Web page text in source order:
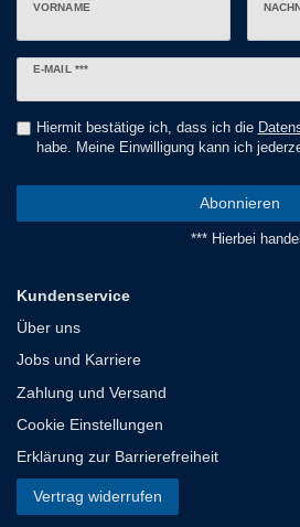
VORNAME
E-MAIL ***
Newsletter
Hiermit bestätige ich, dass ich die
habe. Meine Einwilligung kann ich
Abonnieren
*** Hierbei
Kundenservice
Über uns
Jobs und Karriere
Zahlung und Versand
Cookie Einstellungen
Erklärung zur Barrierefreiheit
Vertrag widerrufen